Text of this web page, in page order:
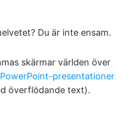
Du är inte ensam.
skärmar världen över
presentationer
överflödande text).